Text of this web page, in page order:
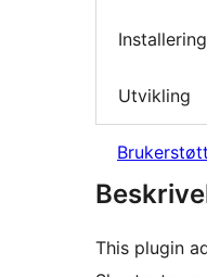
Installering
Utvikling
This plugin